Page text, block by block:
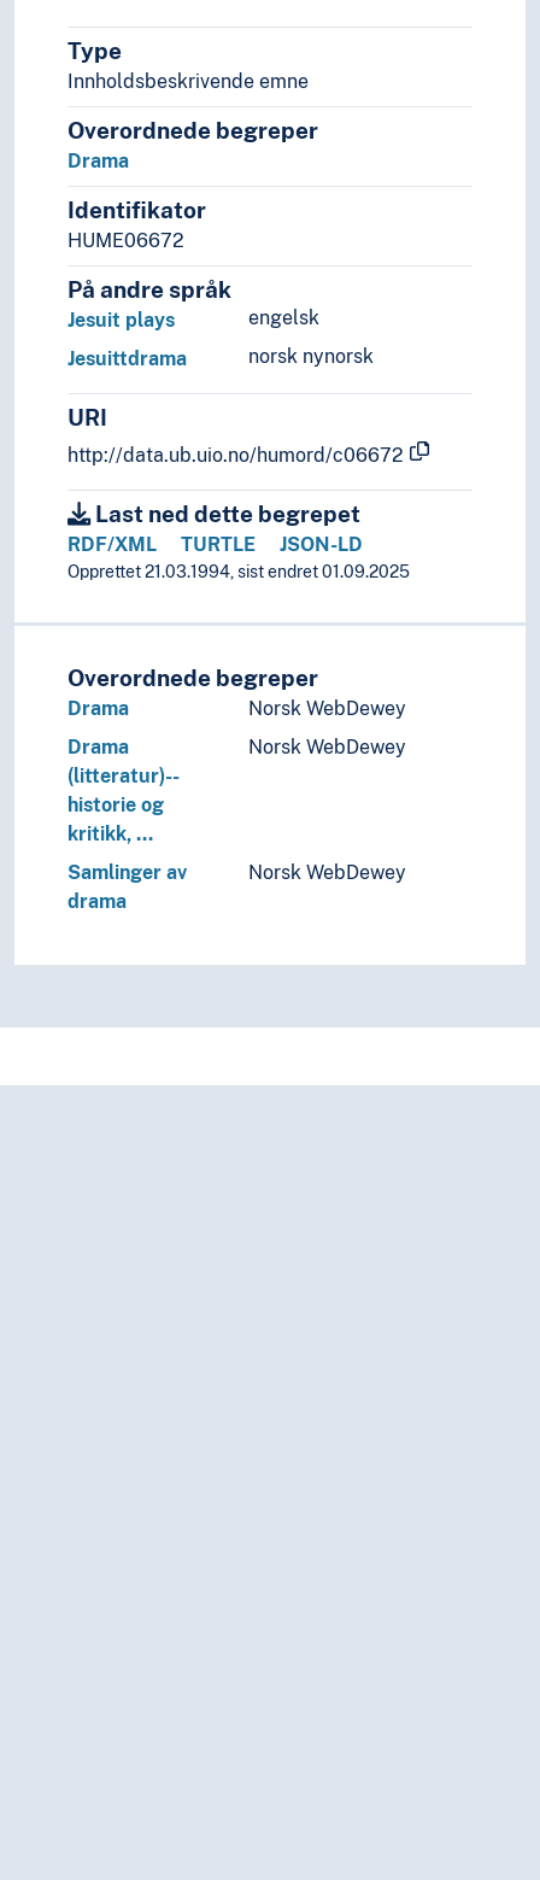
Type
Innholdsbeskrivende emne
Overordnede begreper
Drama
Identifikator
HUME06672
På andre språk
engelsk
Jesuit plays
norsk nynorsk
Jesuittdrama
URI
http://data.ub.uio.no/humord/c06672
Last ned dette begrepet
RDF/XML TURTLE JSON-LD
Opprettet 21.03.1994, sist endret 01.09.2025
Overordnede begreper
Drama
Norsk WebDewey
Drama
(litteratur)--
historie og
kritikk, …
Norsk WebDewey
Samlinger av
drama
Norsk WebDewey